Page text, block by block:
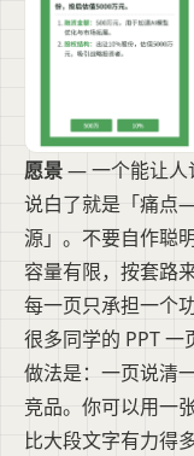
愿景— 一个能让人
说白了就是「痛
源」。不要自作聪
容量有限，按套路
每一页只承担一个
很多同学的 PPT
做法是：一页说清
竞品。你可以用一
比大段文字有力得多